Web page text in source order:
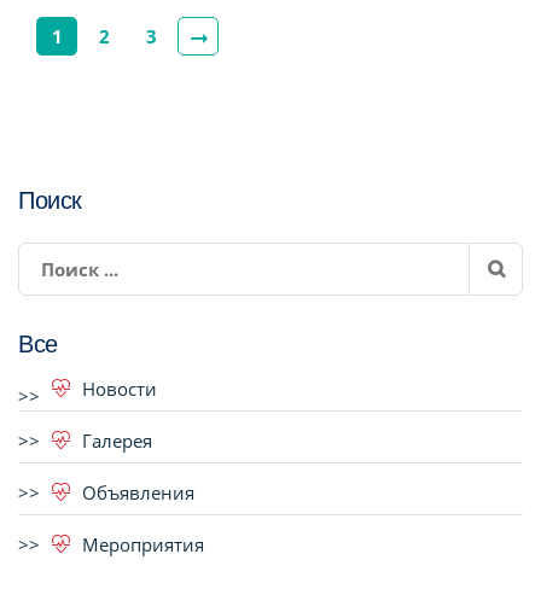
Поиск
Все
Новости
Галерея
Объявления
Мероприятия
1 2 3